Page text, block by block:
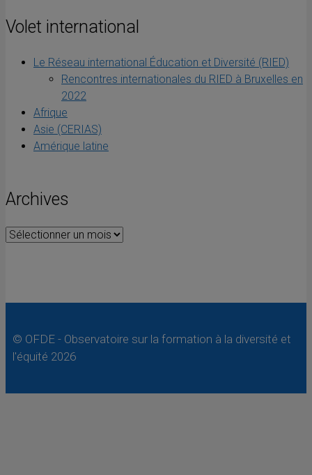
Volet international
Le Réseau international Éducation et Diversité (RIED)
Rencontres internationales du RIED à Bruxelles en
2022
Afrique
Asie (CERIAS)
Amérique latine
Archives
Archives
© OFDE - Observatoire sur la formation à la diversité et
l'équité 2026